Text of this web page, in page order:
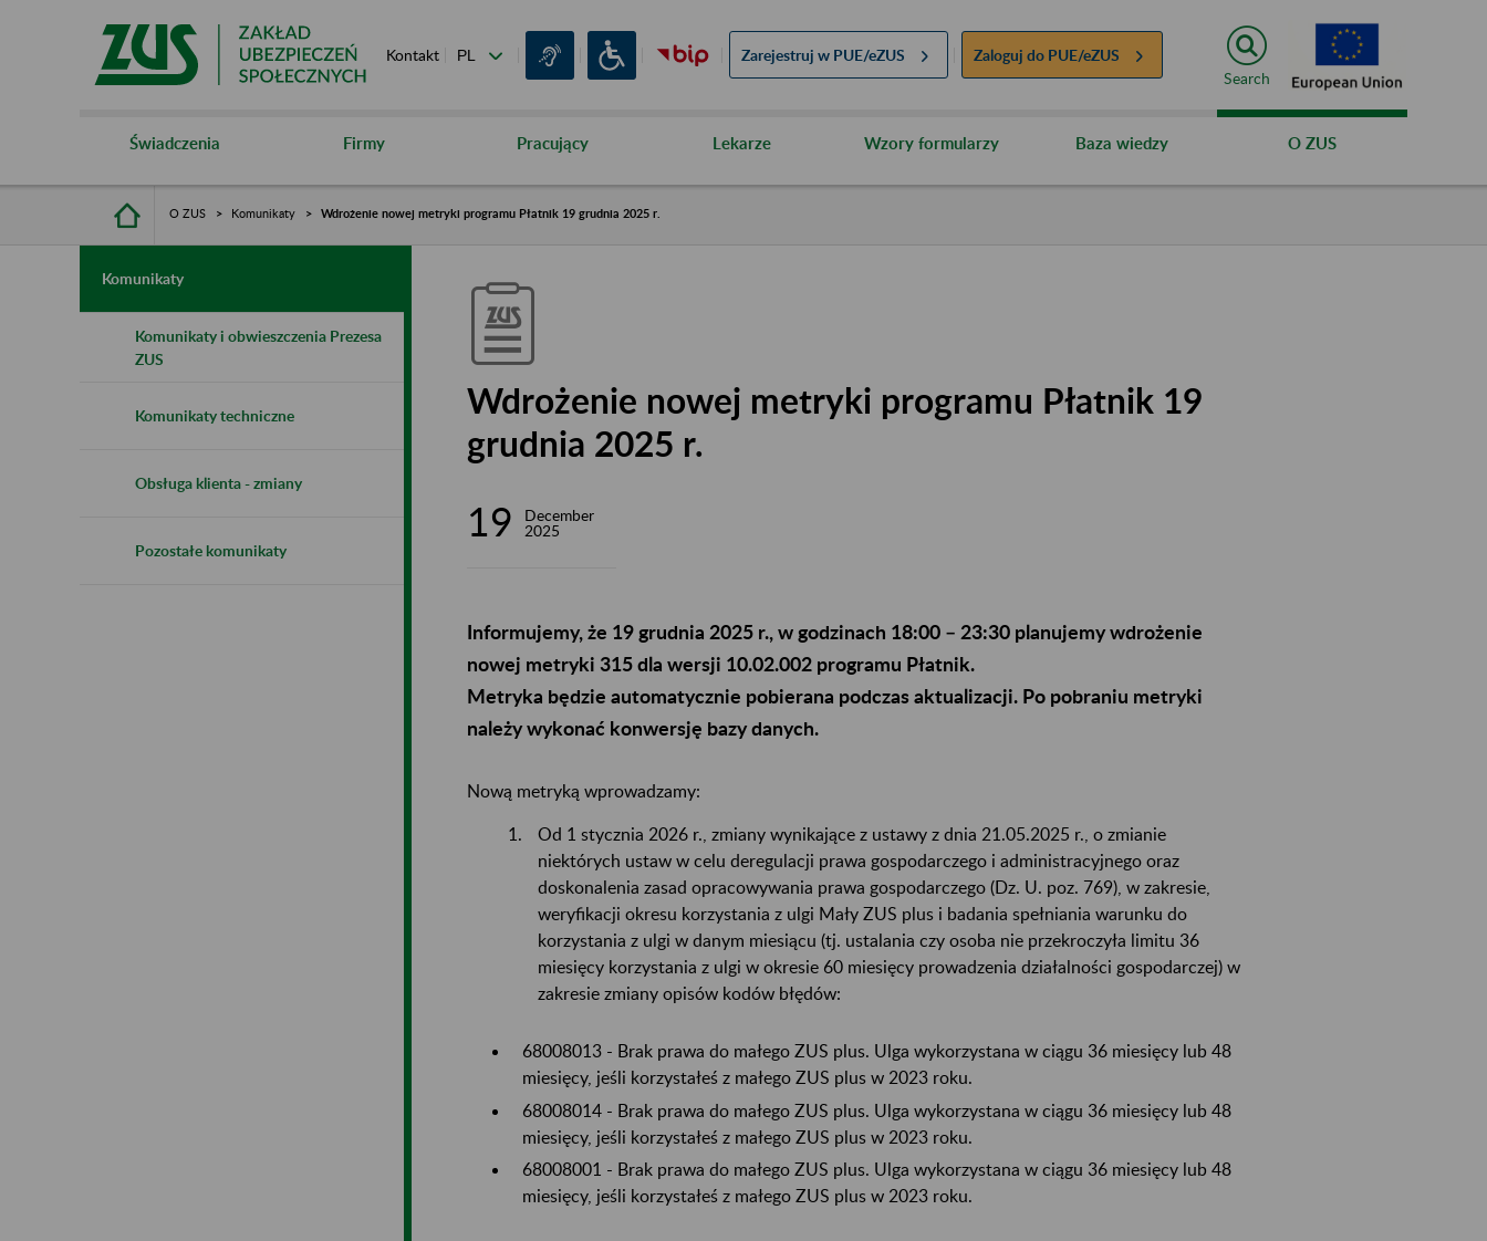
Kontakt Zarejestruj w PUE/eZUS Zaloguj do PUE/eZUS
Search
Świadczenia Firmy Pracujący Lekarze Wzory formularzy Baza wiedzy O ZUS
O ZUS Komunikaty Wdrożenie nowej metryki programu Płatnik 19 grudnia 2025 r.
Komunikaty
Komunikaty i obwieszczenia Prezesa
ZUS
Komunikaty techniczne
Obsługa klienta - zmiany
Pozostałe komunikaty
Wdrożenie nowej metryki programu Płatnik 19
grudnia 2025 r.
19
December
2025
Informujemy, że 19 grudnia 2025 r., w godzinach 18:00 – 23:30 planujemy wdrożenie
nowej metryki 315 dla wersji 10.02.002 programu Płatnik.
Metryka będzie automatycznie pobierana podczas aktualizacji. Po pobraniu metryki
należy wykonać konwersję bazy danych.
Nową metryką wprowadzamy:
Od 1 stycznia 2026 r., zmiany wynikające z ustawy z dnia 21.05.2025 r., o zmianie
niektórych ustaw w celu deregulacji prawa gospodarczego i administracyjnego oraz
doskonalenia zasad opracowywania prawa gospodarczego (Dz. U. poz. 769), w zakresie,
weryfikacji okresu korzystania z ulgi Mały ZUS plus i badania spełniania warunku do
korzystania z ulgi w danym miesiącu (tj. ustalania czy osoba nie przekroczyła limitu 36
miesięcy korzystania z ulgi w okresie 60 miesięcy prowadzenia działalności gospodarczej) w
zakresie zmiany opisów kodów błędów:
68008013 - Brak prawa do małego ZUS plus. Ulga wykorzystana w ciągu 36 miesięcy lub 48
miesięcy, jeśli korzystałeś z małego ZUS plus w 2023 roku.
68008014 - Brak prawa do małego ZUS plus. Ulga wykorzystana w ciągu 36 miesięcy lub 48
miesięcy, jeśli korzystałeś z małego ZUS plus w 2023 roku.
68008001 - Brak prawa do małego ZUS plus. Ulga wykorzystana w ciągu 36 miesięcy lub 48
miesięcy, jeśli korzystałeś z małego ZUS plus w 2023 roku.